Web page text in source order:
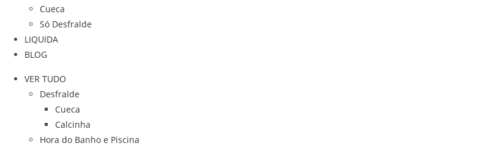
Cueca
Só Desfralde
LIQUIDA
BLOG
VER TUDO
Desfralde
Cueca
Calcinha
Hora do Banho e Piscina